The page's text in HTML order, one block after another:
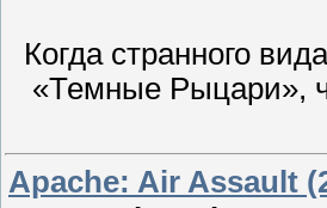
Когда странного
«Темные Рыцари»,
Apache: Air Assault